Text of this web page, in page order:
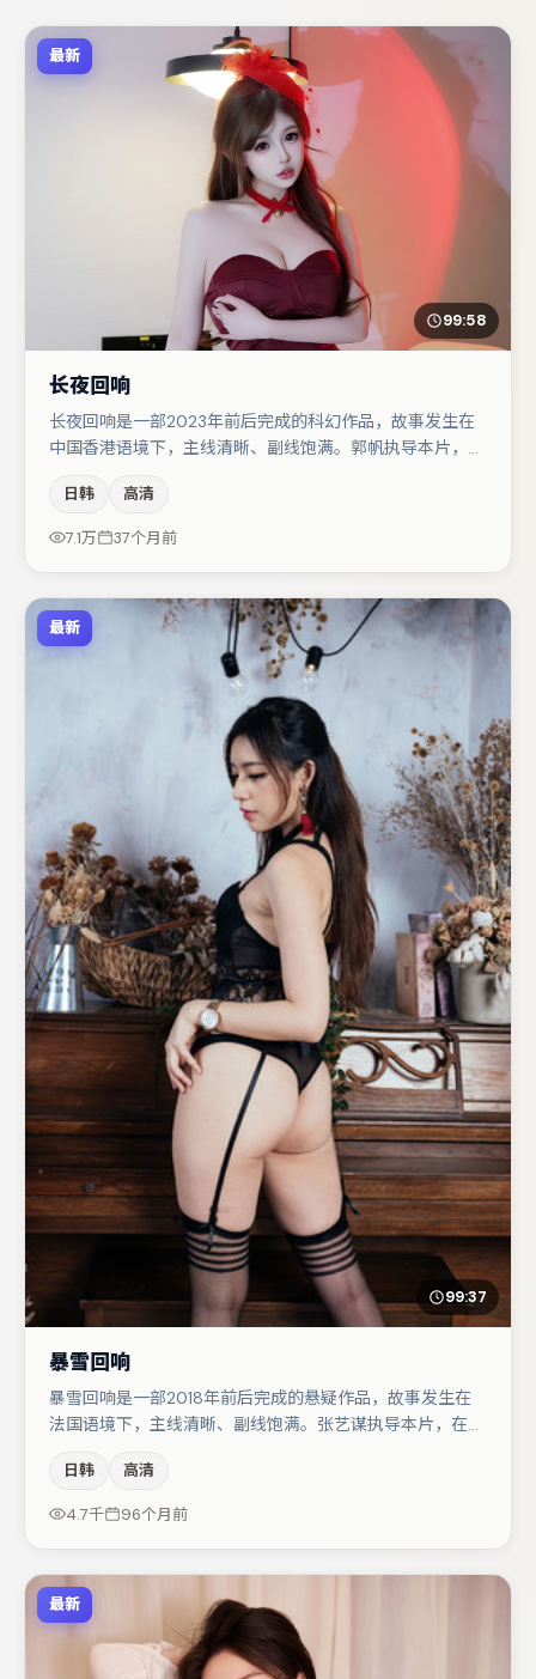
最新
99:58
长夜回响
长夜回响是一部2023年前后完成的科幻作品，故事发生在
中国香港语境下，主线清晰、副线饱满。郭帆执导本片，在
当。金高银在片中承担叙事驱动，周冬雨、裴斗娜分别提供
反差与喜剧/悬疑调剂（视场次而定）。若你偏爱强类型与
日韩 高清
7.1万 37个月前
最新
99:37
暴雪回响
暴雪回响是一部2018年前后完成的悬疑作品，故事发生在
法国语境下，主线清晰、副线饱满。张艺谋执导本片，在场
段奕宏与胡歌的对手戏构成全片情感锚点，沈腾则以细节塑
造推动谜题层层揭开。整体完成度较高，适合周末一口气追
日韩 高清
4.7千 96个月前
最新